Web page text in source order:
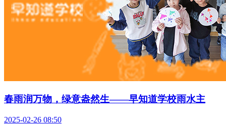
春雨润万物，绿意盎然生——早知道学校雨水主
2025-02-26 08:50